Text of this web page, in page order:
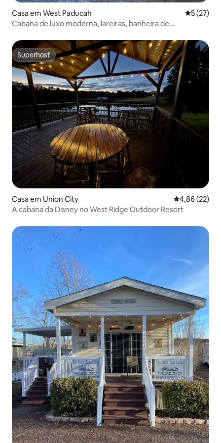
Casa em West Paducah
5 (27)
Cabana de luxo moderna, lareiras, banheira de
Superhost
Superhost
Casa em Union City Classificação
4,86 (22)
A cabana da Disney no West Ridge Outdoor Resort